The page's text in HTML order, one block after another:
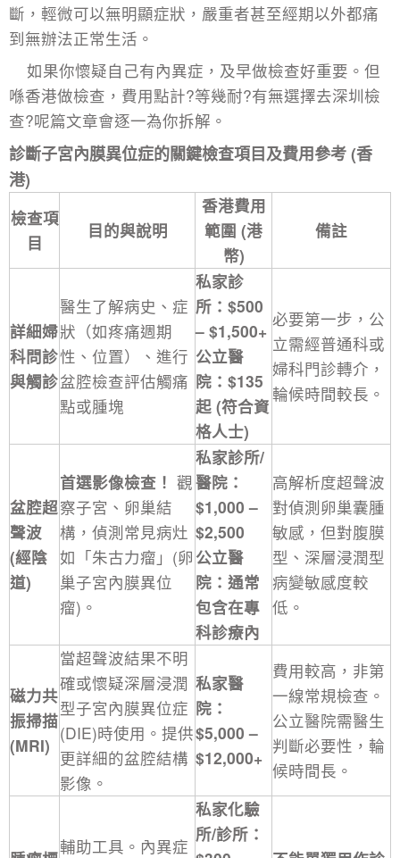
斷，輕微可以無明顯症狀，嚴重者甚至經期以外都痛
到無辦法正常生活。
如果你懷疑自己有內異症，及早做檢查好重要。但
喺香港做檢查，費用點計?等幾耐?有無選擇去深圳檢
查?呢篇文章會逐一為你拆解。
診斷子宮內膜異位症的關鍵檢查項目及費用參考 (香
港)
檢查項
目
目的與說明
香港費用
範圍 (港
幣)
備註
詳細婦
科問診
與觸診
醫生了解病史、症
狀（如疼痛週期
性、位置）、進行
盆腔檢查評估觸痛
點或腫塊
私家診
所：$500
– $1,500+
公立醫
院：$135
起 (符合資
格人士)
必要第一步，公
立需經普通科或
婦科門診轉介，
輪候時間較長。
盆腔超
聲波
(經陰
道)
首選影像檢查！ 觀
察子宮、卵巢結
構，偵測常見病灶
如「朱古力瘤」(卵
巢子宮內膜異位
瘤)。
私家診所/
醫院：
$1,000 –
$2,500
公立醫
院：通常
包含在專
科診療內
高解析度超聲波
對偵測卵巢囊腫
敏感，但對腹膜
型、深層浸潤型
病變敏感度較
低。
磁力共
振掃描
(MRI)
當超聲波結果不明
確或懷疑深層浸潤
型子宮內膜異位症
(DIE)時使用。提供
更詳細的盆腔結構
影像。
私家醫
院：
$5,000 –
$12,000+
費用較高，非第
一線常規檢查。
公立醫院需醫生
判斷必要性，輪
候時間長。
輔助工具。內異症
私家化驗
所/診所：